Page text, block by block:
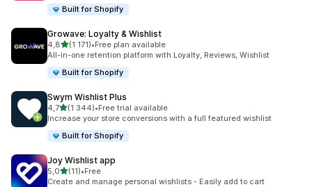
Built for Shopify
Growave: Loyalty & Wishlist
4,8av 5 stjerner
(1 171)
Totalt 1171 omtaler
•Free plan available
All-in-one retention platform with Loyalty, Reviews, Wishlist
Built for Shopify
Swym Wishlist Plus
4,7av 5 stjerner
(1 344)
Totalt 1344 omtaler
•Free trial available
Increase your store conversions with a full featured wishlist
Built for Shopify
Joy Wishlist app
5,0av 5 stjerner
(11)
Totalt 11 omtaler
•Free
Create and manage personal wishlists - Easily add to cart